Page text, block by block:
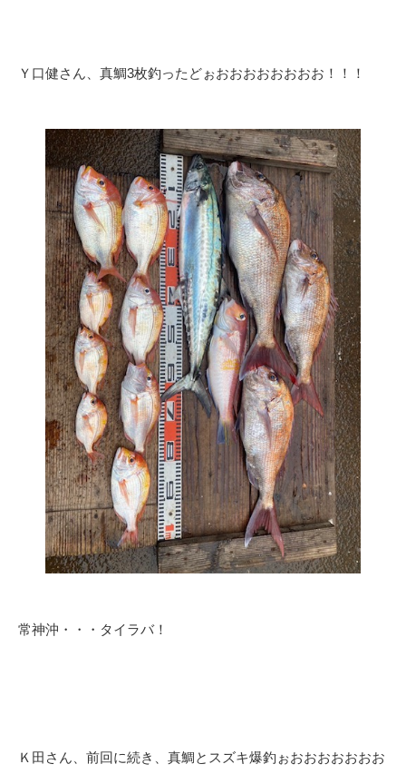
Ｙ口健さん、真鯛3枚釣ったどぉおおおおおおおお！！！
常神沖・・・タイラバ！
Ｋ田さん、前回に続き、真鯛とスズキ爆釣ぉおおおおおおお